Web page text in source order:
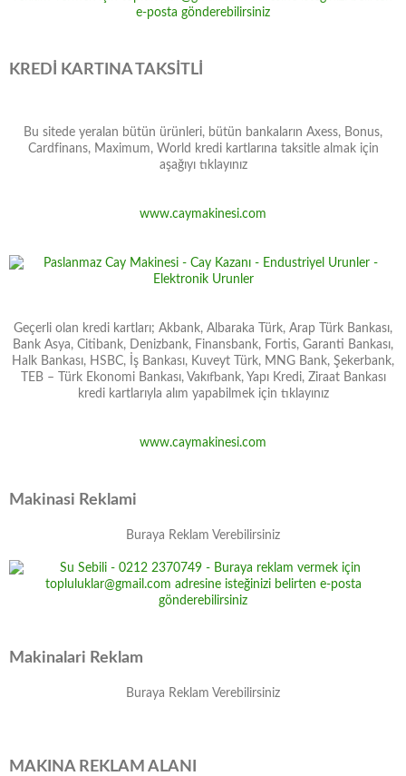
KREDİ KARTINA TAKSİTLİ
Bu sitede yeralan bütün ürünleri, bütün bankaların Axess, Bonus,
Cardfinans, Maximum, World kredi kartlarına taksitle almak için
aşağıyı tıklayınız
www.caymakinesi.com
Geçerli olan kredi kartları; Akbank, Albaraka Türk, Arap Türk Bankası,
Bank Asya, Citibank, Denizbank, Finansbank, Fortis, Garanti Bankası,
Halk Bankası, HSBC, İş Bankası, Kuveyt Türk, MNG Bank, Şekerbank,
TEB – Türk Ekonomi Bankası, Vakıfbank, Yapı Kredi, Ziraat Bankası
kredi kartlarıyla alım yapabilmek için tıklayınız
www.caymakinesi.com
Makinasi Reklami
Buraya Reklam Verebilirsiniz
Makinalari Reklam
Buraya Reklam Verebilirsiniz
MAKINA REKLAM ALANI